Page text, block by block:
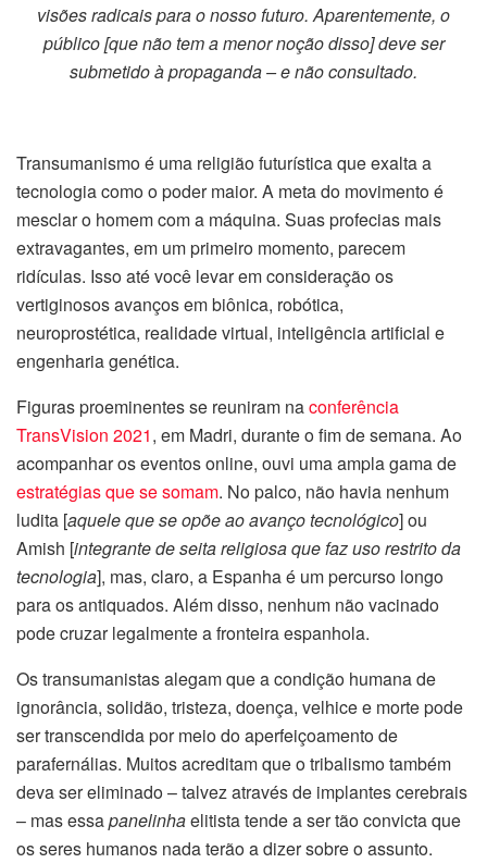
visões radicais para o nosso futuro. Aparentemente, o
público [que não tem a menor noção disso] deve ser
submetido à propaganda – e não consultado.
Transumanismo é uma religião futurística que exalta a
tecnologia como o poder maior. A meta do movimento é
mesclar o homem com a máquina. Suas profecias mais
extravagantes, em um primeiro momento, parecem
ridículas. Isso até você levar em consideração os
vertiginosos avanços em biônica, robótica,
neuroprostética, realidade virtual, inteligência artificial e
engenharia genética.
Figuras proeminentes se reuniram naconferência
TransVision 2021, em Madri, durante o fim de semana. Ao
acompanhar os eventos online, ouvi uma ampla gama de
estratégias que se somam. No palco, não havia nenhum
ludita [aquele que se opõe ao avanço tecnológico] ou
Amish [integrante de seita religiosa que faz uso restrito da
tecnologia], mas, claro, a Espanha é um percurso longo
para os antiquados. Além disso, nenhum não vacinado
pode cruzar legalmente a fronteira espanhola.
Os transumanistas alegam que a condição humana de
ignorância, solidão, tristeza, doença, velhice e morte pode
ser transcendida por meio do aperfeiçoamento de
parafernálias. Muitos acreditam que o tribalismo também
deva ser eliminado – talvez através de implantes cerebrais
– mas essapanelinhaelitista tende a ser tão convicta que
os seres humanos nada terão a dizer sobre o assunto.